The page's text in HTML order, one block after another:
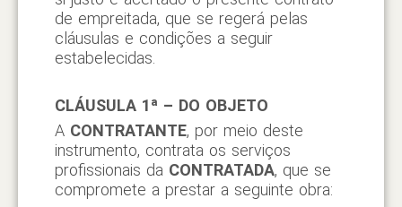
de empreitada, que se regerá pelas
cláusulas e condições a seguir
estabelecidas.
CLÁUSULA 1ª – DO OBJETO
A CONTRATANTE, por meio deste
instrumento, contrata os serviços
profissionais da CONTRATADA, que se
compromete a prestar a seguinte obra: